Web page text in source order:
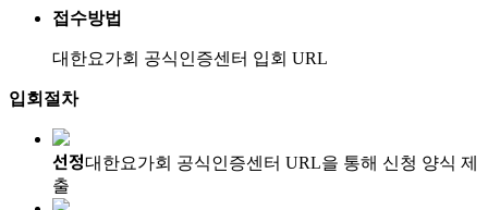
접수방법
대한요가회 공식인증센터 입회 URL
입회절차
선정대한요가회 공식인증센터 URL을 통해 신청 양식 제
출